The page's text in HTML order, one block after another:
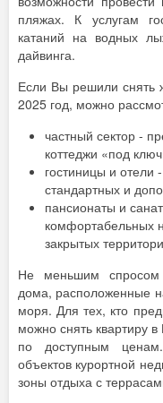
пляжах. К услугам
катаний на водных
дайвинга.
Если Вы решили снять
2025 год, можно
частный сектор -
коттеджи «под
гостиницы и отели
стандартных и
пансионаты и
комфортабельных
закрытых
Не меньшим спросом
дома, расположенные
моря. Для тех, кто
можно снять квартиру
по доступным
объектов курортной
зоны отдыха с